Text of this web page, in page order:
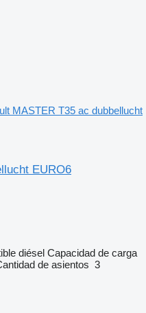
MASTER T35 ac dubbellucht
EURO6
diésel Capacidad de carga
de asientos 3